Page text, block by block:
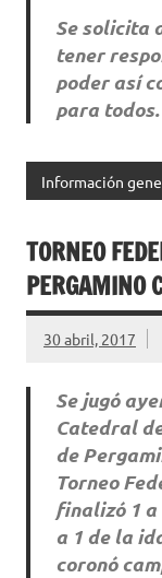
Se solicita
tener
poder así
para todos.
Información
TORNEO
PERGAMINO
30 abril, 2017
Se jugó
Catedral
de
Torneo
finalizó 1
a 1 de la
coronó